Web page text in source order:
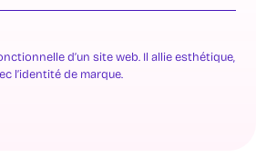
d’un site web. Il allie esthétique,
l’identité de marque.